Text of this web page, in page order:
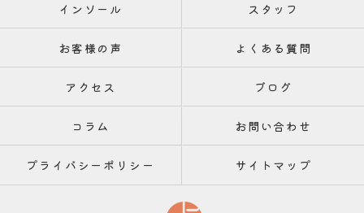
インソール スタッフ
お客様の声 よくある質問
アクセス ブログ
コラム お問い合わせ
プライバシーポリシー サイトマップ